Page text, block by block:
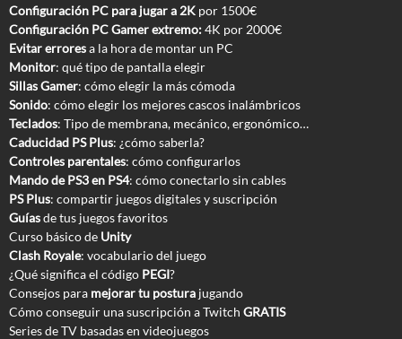
Configuración PC para jugar a 2K por 1500€
Configuración PC Gamer extremo:4K por 2000€
Evitar erroresa la hora de montar un PC
Monitor: qué tipo de pantalla elegir
Sillas Gamer: cómo elegir la más cómoda
Sonido: cómo elegir los mejores cascos inalámbricos
Teclados: Tipo de membrana, mecánico, ergonómico…
Caducidad PS Plus: ¿cómo saberla?
Controles parentales: cómo configurarlos
Mando de PS3 en PS4: cómo conectarlo sin cables
PS Plus: compartir juegos digitales y suscripción
Guíasde tus juegos favoritos
Curso básico de Unity
Clash Royale: vocabulario del juego
¿Qué significa el código PEGI?
Consejos para mejorar tu postura jugando
Cómo conseguir una suscripción a Twitch GRATIS
Series de TV basadas en videojuegos